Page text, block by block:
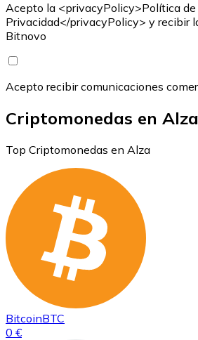
Acepto la <privacyPolicy>Política de
Privacidad</privacyPolicy> y recibir
Bitnovo
Acepto recibir comunicaciones
Criptomonedas en
Top Criptomonedas en Alza
BitcoinBTC
0 €